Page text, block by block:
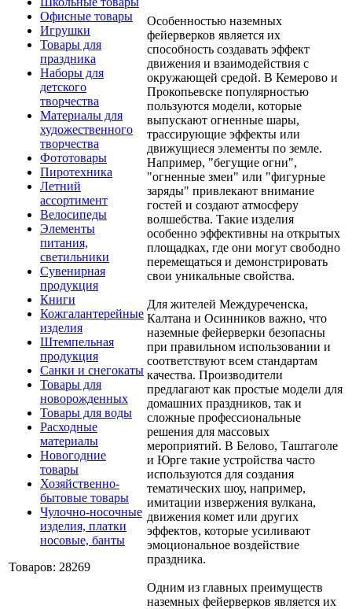
Офисные товары
Игрушки
Товары для
праздника
Наборы для
детского
творчества
Материалы для
художественного
творчества
Фототовары
Пиротехника
Летний
ассортимент
Велосипеды
Элементы
питания,
светильники
Сувенирная
продукция
Книги
Кожгалантерейные
изделия
Штемпельная
продукция
Санки и снегокаты
Товары для
новорожденных
Товары для воды
Расходные
материалы
Новогодние
товары
Хозяйственно-
бытовые товары
Чулочно-носочные
изделия, платки
носовые, банты
Товаров: 28269
Особенностью наземных
фейерверков является их
способность создавать эффект
движения и взаимодействия с
окружающей средой. В Кемерово и
Прокопьевске популярностью
пользуются модели, которые
выпускают огненные шары,
трассирующие эффекты или
движущиеся элементы по земле.
Например, "бегущие огни",
"огненные змеи" или "фигурные
заряды" привлекают внимание
гостей и создают атмосферу
волшебства. Такие изделия
особенно эффективны на открытых
площадках, где они могут свободно
перемещаться и демонстрировать
свои уникальные свойства.
Для жителей Междуреченска,
Калтана и Осинников важно, что
наземные фейерверки безопасны
при правильном использовании и
соответствуют всем стандартам
качества. Производители
предлагают как простые модели для
домашних праздников, так и
сложные профессиональные
решения для массовых
мероприятий. В Белово, Таштаголе
и Юрге такие устройства часто
используются для создания
тематических шоу, например,
имитации извержения вулкана,
движения комет или других
эффектов, которые усиливают
эмоциональное воздействие
праздника.
Одним из главных преимуществ
наземных фейерверков является их